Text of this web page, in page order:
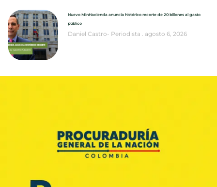
Nuevo MinHacienda anuncia histórico recorte de 20 billones al gasto
público
Daniel Castro- Periodista agosto 6, 2026